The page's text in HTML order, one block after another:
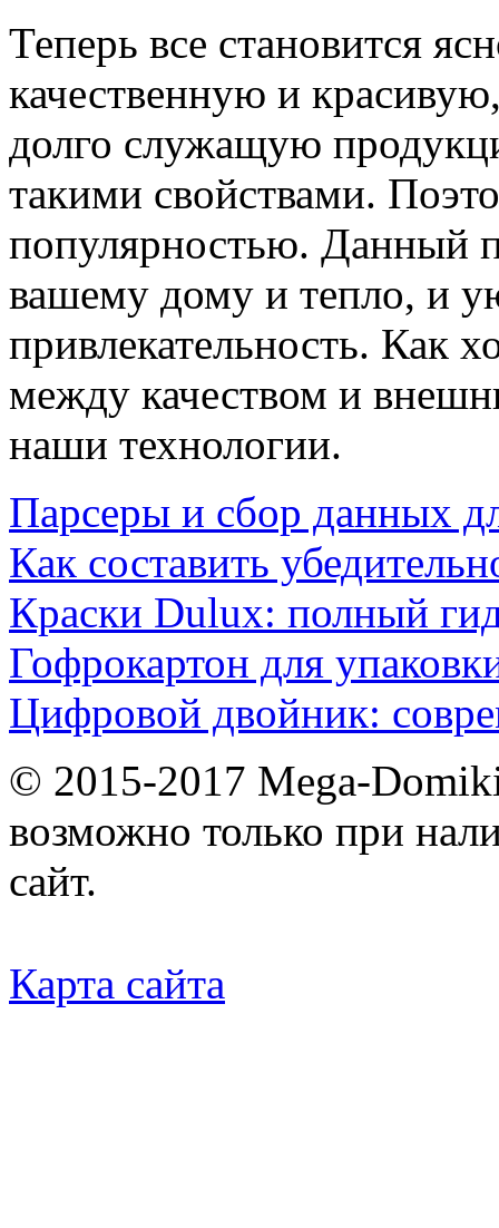
Теперь все становится
качественную и
долго служащую
такими свойствами.
популярностью. Данный
вашему дому и тепло, и
привлекательность. Как
между качеством и
наши технологии.
Парсеры и сбор данных
Как составить
Краски Dulux: полный
Гофрокартон для
Цифровой двойник:
© 2015-2017 Mega-
возможно только при
сайт.
Карта сайта